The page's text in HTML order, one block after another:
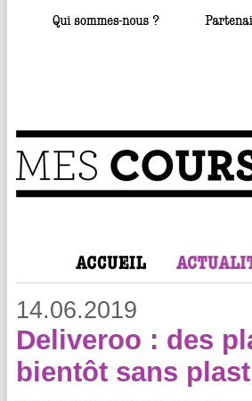
14.06.2019
Deliveroo : des
bientôt sans